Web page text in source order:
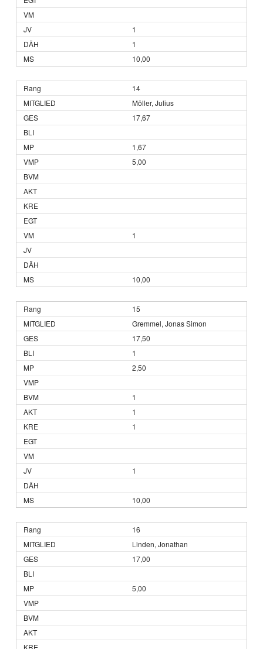
1
1
10,00
14
Möller, Julius
17,67
1,67
5,00
1
10,00
15
Gremmel, Jonas Simon
17,50
1
2,50
1
1
1
1
10,00
16
Linden, Jonathan
17,00
5,00